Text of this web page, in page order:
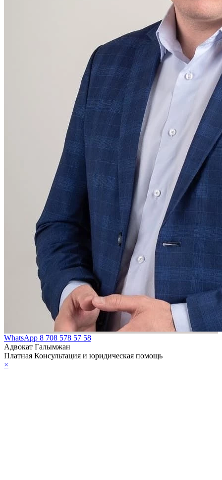
WhatsApp 8 708 578 57 58
Адвокат Галымжан
Платная Консультация и юридическая помощь
×